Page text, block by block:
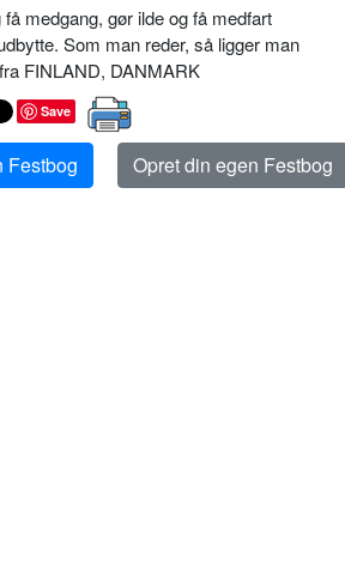
medgang, gør ilde og få medfart
Som man reder, så ligger man
FINLAND, DANMARK
Save
Festbog Opret din egen Festbog